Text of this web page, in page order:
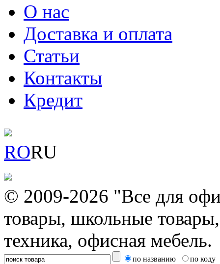
О нас
Доставка и оплата
Статьи
Контакты
Кредит
RORU
© 2009-2026 "Все для
товары, школьные
техника, офисная мебель.
по названию по коду